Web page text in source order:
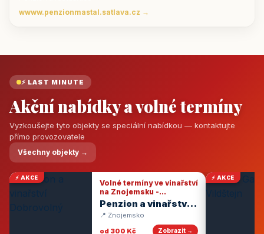
wwww.penzionmastal.satlava.cz →
⚡ LAST MINUTE
Akční nabídky a volné termíny
Vyzkoušejte tyto objekty se speciální nabídkou — kontaktujte
přímo provozovatele
Všechny objekty →
⚡ AKCE
Volné termíny ve vinařství
na Znojemsku -
degustace vín
Penzion a vinařství
Dobrovolný
📍 Znojemsko
od 300 Kč
Zobrazit →
⚡ AKCE